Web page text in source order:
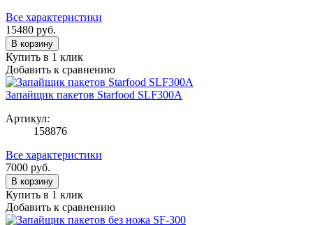
Все характеристики
15480 руб.
В корзину
Купить в 1 клик
Добавить к сравнению
Запайщик пакетов Starfood SLF300A
Артикул:
158876
Все характеристики
7000 руб.
В корзину
Купить в 1 клик
Добавить к сравнению